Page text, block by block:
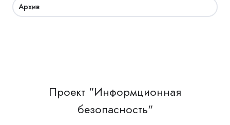
Архив
Проект "Информционная
безопасность"